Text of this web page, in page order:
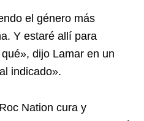
el género más
Y estaré allí para
dijo Lamar en un
indicado».
Nation cura y